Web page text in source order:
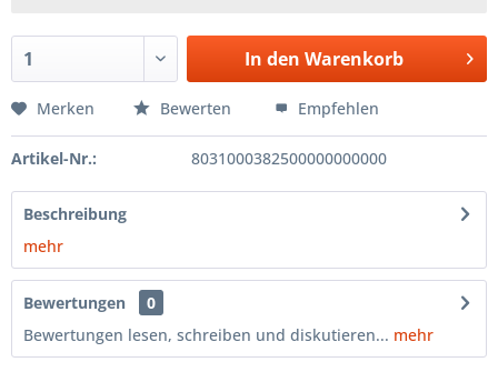
In den Warenkorb
Merken Bewerten Empfehlen
Artikel-Nr.: 8031000382500000000000
Beschreibung
mehr
Bewertungen
0
Bewertungen lesen, schreiben und diskutieren... mehr